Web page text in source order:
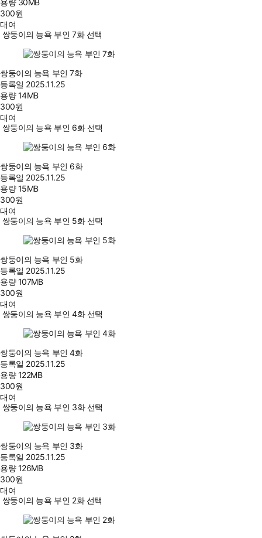
용량 30MB
300원
대여
쌍둥이의 능욕 부인 7화 선택
쌍둥이의 능욕 부인 7화
등록일 2025.11.25
용량14MB
300원
대여
쌍둥이의 능욕 부인 6화 선택
쌍둥이의 능욕 부인 6화
등록일 2025.11.25
용량15MB
300원
대여
쌍둥이의 능욕 부인 5화 선택
쌍둥이의 능욕 부인 5화
등록일 2025.11.25
용량107MB
300원
대여
쌍둥이의 능욕 부인 4화 선택
쌍둥이의 능욕 부인 4화
등록일 2025.11.25
용량122MB
300원
대여
쌍둥이의 능욕 부인 3화 선택
쌍둥이의 능욕 부인 3화
등록일 2025.11.25
용량126MB
300원
대여
쌍둥이의 능욕 부인 2화 선택